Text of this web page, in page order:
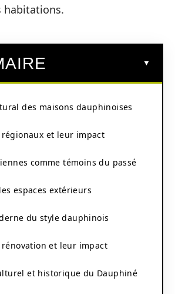
habitations.
des maisons dauphinoises
régionaux et leur impact
comme témoins du passé
espaces extérieurs
du style dauphinois
rénovation et leur impact
et historique du Dauphiné